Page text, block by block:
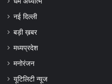
नई दिल्ली
बड़ी ख़बर
मध्यप्रदेश
मनोरंजन
यूटिलिटी न्यूज